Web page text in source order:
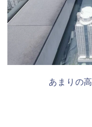
あまりの